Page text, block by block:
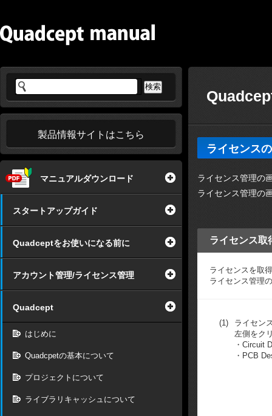
製品情報サイトはこちら
マニュアルダウンロード
スタートアップガイド
Quadceptをお使いになる前に
アカウント管理/ライセンス管理
Quadcept
はじめに
Quadcpetの基本について
プロジェクトについて
ライブラリキャッシュについて
ライセンス
ライセンス管理の
ライセンス管理の
ライセンス取
ライセンスを取
ライセンス管理
(1)
ライセン
左側をク
・Circuit
・PCB